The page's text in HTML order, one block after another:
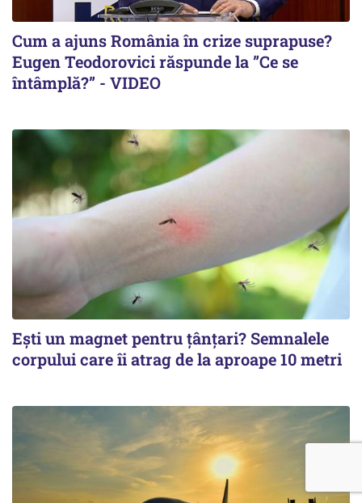
Cum a ajuns România în crize suprapuse?
Eugen Teodorovici răspunde la ”Ce se
întâmplă?” - VIDEO
Ești un magnet pentru țânțari? Semnalele
corpului care îi atrag de la aproape 10 metri